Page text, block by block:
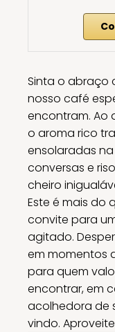
Sinta o abraço
nosso café
encontram. Ao
o aroma rico
ensolaradas
conversas e
cheiro
Este é mais do
convite para
agitado.
em momentos
para quem
encontrar, em
acolhedora de
vindo.